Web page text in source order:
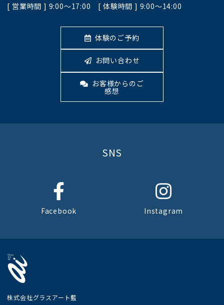
[ 営業時間 ] 9:00〜17:00 [ 体験時間 ] 9:00〜14:00
体験のご予約
お問い合わせ
お客様からのご
感想
SNS
Facebook Instagram
株式会社グラスアート藍